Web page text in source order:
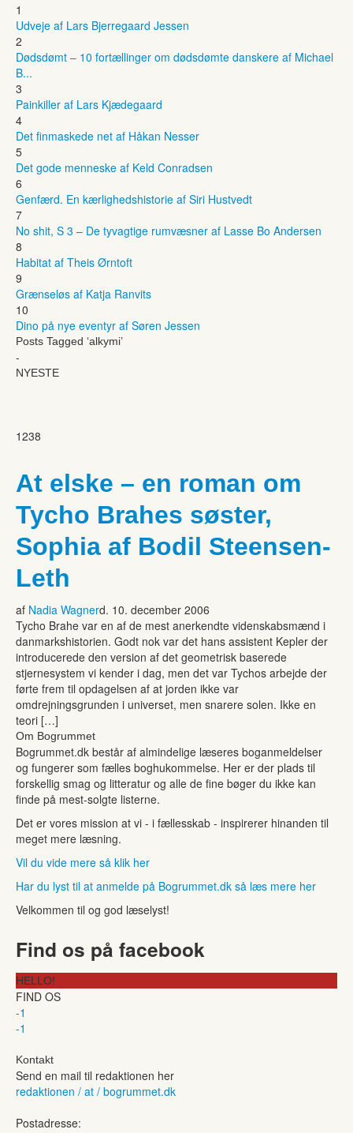
1
Udveje af Lars Bjerregaard Jessen
2
Dødsdømt – 10 fortællinger om dødsdømte danskere af Michael
B...
3
Painkiller af Lars Kjædegaard
4
Det finmaskede net af Håkan Nesser
5
Det gode menneske af Keld Conradsen
6
Genfærd. En kærlighedshistorie af Siri Hustvedt
7
No shit, S 3 – De tyvagtige rumvæsner af Lasse Bo Andersen
8
Habitat af Theis Ørntoft
9
Grænseløs af Katja Ranvits
10
Dino på nye eventyr af Søren Jessen
Posts Tagged ‘alkymi’
-
NYESTE
1238
At elske – en roman om
Tycho Brahes søster,
Sophia af Bodil Steensen-
Leth
af Nadia Wagnerd. 10. december 2006
Tycho Brahe var en af de mest anerkendte videnskabsmænd i
danmarkshistorien. Godt nok var det hans assistent Kepler der
introducerede den version af det geometrisk baserede
stjernesystem vi kender i dag, men det var Tychos arbejde der
førte frem til opdagelsen af at jorden ikke var
omdrejningsgrunden i universet, men snarere solen. Ikke en
teori […]
Om Bogrummet
Bogrummet.dk består af almindelige læseres boganmeldelser
og fungerer som fælles boghukommelse. Her er der plads til
forskellig smag og litteratur og alle de fine bøger du ikke kan
finde på mest-solgte listerne.
Det er vores mission at vi - i fællesskab - inspirerer hinanden til
meget mere læsning.
Vil du vide mere så klik her
Har du lyst til at anmelde på Bogrummet.dk så læs mere her
Velkommen til og god læselyst!
Find os på facebook
HELLO!
FIND OS
-1
-1
Kontakt
Send en mail til redaktionen her
redaktionen / at / bogrummet.dk
Postadresse: